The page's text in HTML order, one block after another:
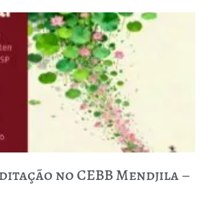
no CEBB Mendjila –